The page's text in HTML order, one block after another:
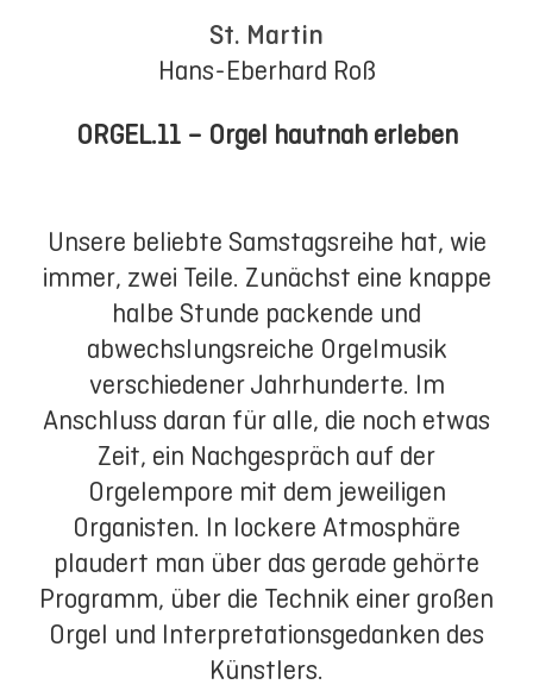
St. Martin
Hans-Eberhard Roß
ORGEL.11 – Orgel hautnah erleben
Unsere beliebte Samstagsreihe hat, wie
immer, zwei Teile. Zunächst eine knappe
halbe Stunde packende und
abwechslungsreiche Orgelmusik
verschiedener Jahrhunderte. Im
Anschluss daran für alle, die noch etwas
Zeit, ein Nachgespräch auf der
Orgelempore mit dem jeweiligen
Organisten. In lockere Atmosphäre
plaudert man über das gerade gehörte
Programm, über die Technik einer großen
Orgel und Interpretationsgedanken des
Künstlers.